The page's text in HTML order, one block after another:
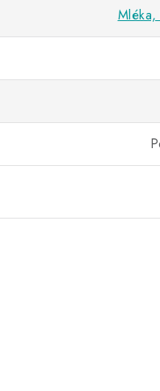
Mléka,